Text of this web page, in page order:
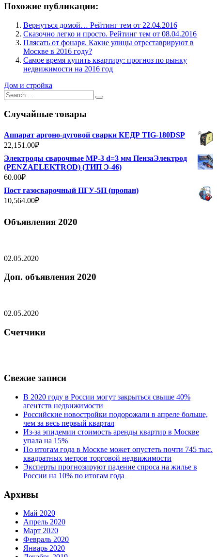
Похожие публикации:
Вернуться домой… Рейтинг тем от 22.04.2016
Сказочно легко и просто. Рейтинг тем от 08.04.2016
Плясать от фонаря. Какие улицы отреставрируют в
Москве в 2016 году?
Самое время купить квартиру: прогноз по рынку
недвижимости на 2016 год
Дом и стройка
Search
for:
Случайные товары
Аппарат аргоно-дуговой сварки КЕДР TIG-180DSP
22,151.00₽
Электроды сварочные МР-3 d=3 мм ПензаЭлектрод
(PENZAELEKTROD) (ТИП Э-46)
60.00₽
Пост газосварочный ПГУ-5П (пропан)
10,564.00₽
Объявления 2020
02.05.2020
Доп. объявления 2020
02.05.2020
Счетчики
Свежие записи
В 2020 году в России могут закрыться свыше 40%
агентств недвижимости
Российские новостройки подорожали в апреле больше,
чем за весь первый квартал
Из-за эпидемии стоимость аренды квартир в Москве
упала на 15%
По итогам года в Москве может опустеть почти 745 тыс.
квадратных метров торговой недвижимости
Эксперты прогнозируют падение спроса на жилье в
России на 10% по итогам года
Архивы
Май 2020
Апрель 2020
Март 2020
Февраль 2020
Январь 2020